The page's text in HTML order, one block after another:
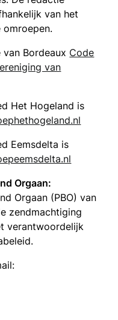
van het
Bordeaux Code
van
Het Hogeland is
Eemsdelta is
Orgaan:
Orgaan (PBO) van
zendmachtiging
verantwoordelijk